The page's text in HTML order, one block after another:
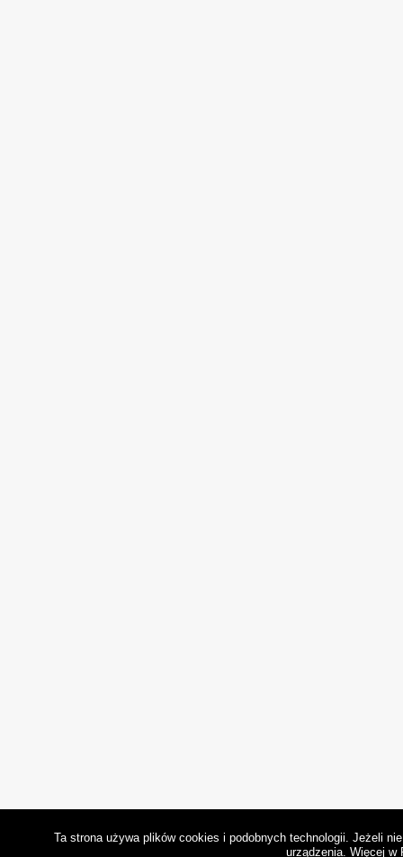
Ta strona używa plików cookies i podobnych technologii. Jeżeli
urządzenia. Więcej w